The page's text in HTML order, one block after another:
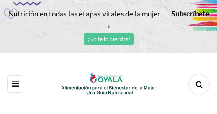
Nutrición en todas las etapas vitales de la mujer Subscríbete
¡No te lo pierdas!